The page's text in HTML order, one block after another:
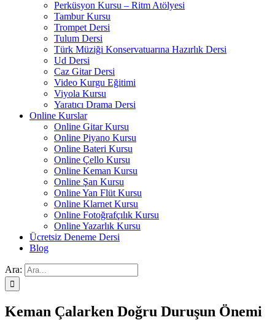
Perküsyon Kursu – Ritm Atölyesi
Tambur Kursu
Trompet Dersi
Tulum Dersi
Türk Müziği Konservatuarına Hazırlık Dersi
Ud Dersi
Caz Gitar Dersi
Video Kurgu Eğitimi
Viyola Kursu
Yaratıcı Drama Dersi
Online Kurslar
Online Gitar Kursu
Online Piyano Kursu
Online Bateri Kursu
Online Çello Kursu
Online Keman Kursu
Online Şan Kursu
Online Yan Flüt Kursu
Online Klarnet Kursu
Online Fotoğrafçılık Kursu
Online Yazarlık Kursu
Ücretsiz Deneme Dersi
Blog
Ara:
Keman Çalarken Doğru Duruşun Önemi